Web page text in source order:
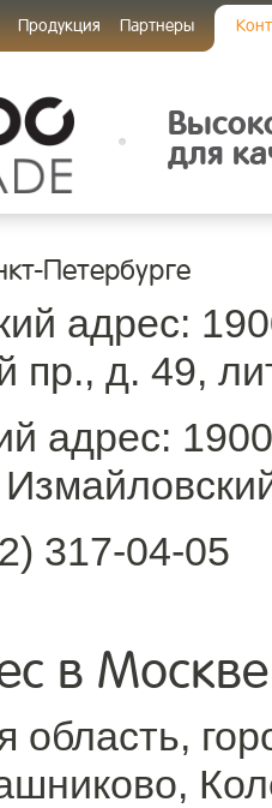
Продукция Партнеры
для
Петербурге
адрес:
пр., д. 49,
адрес:
317-04-05
в Москве
область,